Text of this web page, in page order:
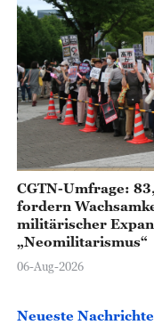
CGTN-Umfrage:
fordern
militärischer
„Neomilitarismus“
06-Aug-2026
Neueste